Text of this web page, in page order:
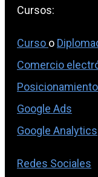
Cursos:
Curso o
Comercio
Posicionamiento
Google Ads
Google Analytics
Redes Sociales